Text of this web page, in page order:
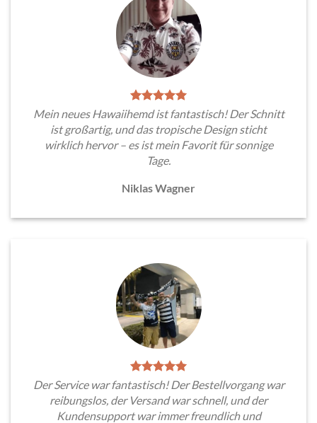
Mein neues Hawaiihemd ist fantastisch! Der Schnitt
ist großartig, und das tropische Design sticht
wirklich hervor – es ist mein Favorit für sonnige
Tage.
Niklas Wagner
Der Service war fantastisch! Der Bestellvorgang war
reibungslos, der Versand war schnell, und der
Kundensupport war immer freundlich und